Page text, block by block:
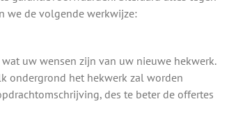
we de volgende werkwijze:
uw wensen zijn van uw nieuwe hekwerk.
ondergrond het hekwerk zal worden
des te beter de offertes